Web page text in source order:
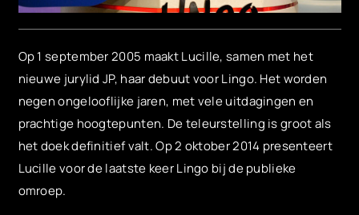
Op 1 september 2005 maakt Lucille, samen met het
nieuwe jurylid JP, haar debuut voor Lingo. Het worden
negen ongelooflijke jaren, met vele uitdagingen en
prachtige hoogtepunten. De teleurstelling is groot als
het doek definitief valt. Op 2 oktober 2014 presenteert
Lucille voor de laatste keer Lingo bij de publieke
omroep.